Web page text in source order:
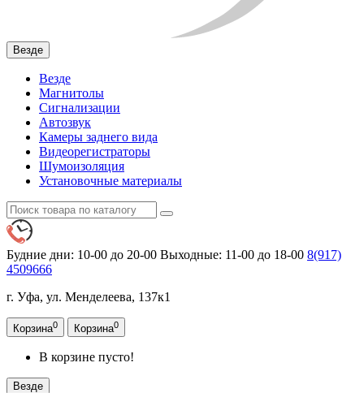
Везде
Везде
Магнитолы
Сигнализации
Автозвук
Камеры заднего вида
Видеорегистраторы
Шумоизоляция
Установочные материалы
Будние дни: 10-00 до 20-00 Выходные: 11-00 до 18-00 8(917)
4509666
г. Уфа, ул. Менделеева, 137к1
Корзина0 Корзина0
В корзине пусто!
Везде